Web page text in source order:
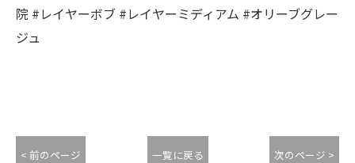
院 #レイヤーボブ #レイヤーミディアム #オリーブグレー
ジュ
< 前のページ 一覧に戻る 次のページ >